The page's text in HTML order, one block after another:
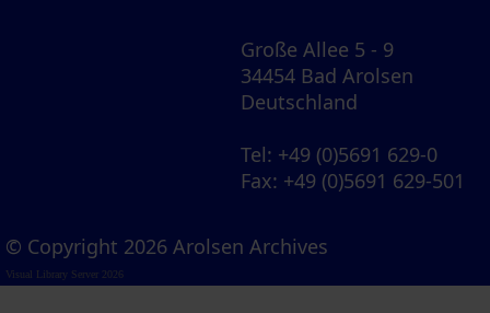
Große Allee 5 - 9
34454 Bad Arolsen
Deutschland
Tel: +49 (0)5691 629-0
Fax: +49 (0)5691 629-501
© Copyright 2026 Arolsen Archives
Visual Library Server 2026